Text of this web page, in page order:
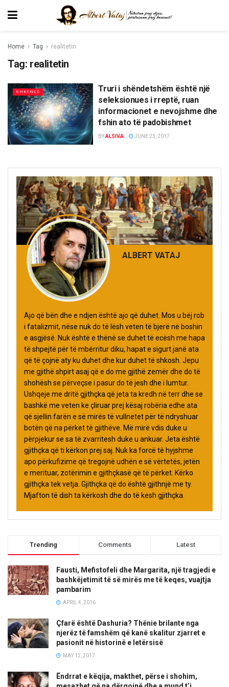
Home Tag realitetin
Tag: realitetin
SHKENCË
Truri i shëndetshëm është një
seleksionues i rreptë, ruan
informacionet e nevojshme dhe
fshin ato të padobishmet
BYALSIVA JUNE 23, 2017
ALBERT VATAJ
Ajo që bën dhe e ndjen është ajo që duhet. Mos u bëj rob
i fatalizmit, nëse nuk do të lësh veten të bjerë në boshin
e asgjësë. Nuk është e thënë se duhet të ecësh me hapa
të shpejtë për të mbërritur diku, hapat e sigurt janë ata
që të çojnë aty ku duhet dhe kur duhet të shkosh. Jepu
me gjithë shpirt asaj që e do me gjithë zemër dhe do të
shohësh se përveçse i pasur do të jesh dhe i lumtur.
Ushqeje me dritë gjithçka që jeta ta kredh në terr dhe se
bashkë me veten ke çliruar prej kësaj robëria edhe ata
që sjellin farën e së mirës të vullnetet për të ndryshuar
botën që na përket të gjithëve. Më mirë vdis duke u
përpjekur se sa të zvarritesh duke u ankuar. Jeta është
gjithçka që ti kërkon prej saj. Nuk ka forcë të hyjshme
apo përkufizime që tregojnë udhën e së vërtetës, jetën
e merituar, zotërimin e gjithçkasë që të përket. Kërko
gjithçka tek vetja. Gjithçka që do është gjithnjë me ty.
Mjafton të dish ta kërkosh dhe do të kesh gjithçka.
Trending Comments Latest
Fausti, Mefistofeli dhe Margarita, një tragjedi e
bashkëjetimit të së mirës me të keqes, vuajtja
pambarim
APRIL 4, 2016
Çfarë është Dashuria? Thënie brilante nga
njerëz të famshëm që kanë skalitur zjarret e
pasionit në historinë e letërsisë
MAY 12, 2017
Ëndrrat e këqija, makthet, përse i shohim,